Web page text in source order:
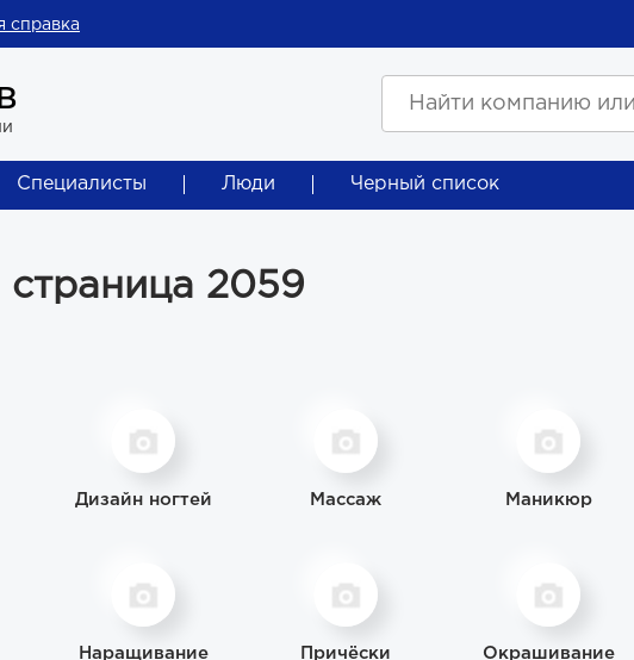
справка
Специалисты Люди Черный список
страница 2059
Дизайн ногтей Массаж Маникюр
Наращивание
Причёски
Окрашивание